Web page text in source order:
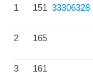
1 151 33306328
2 165
3 161